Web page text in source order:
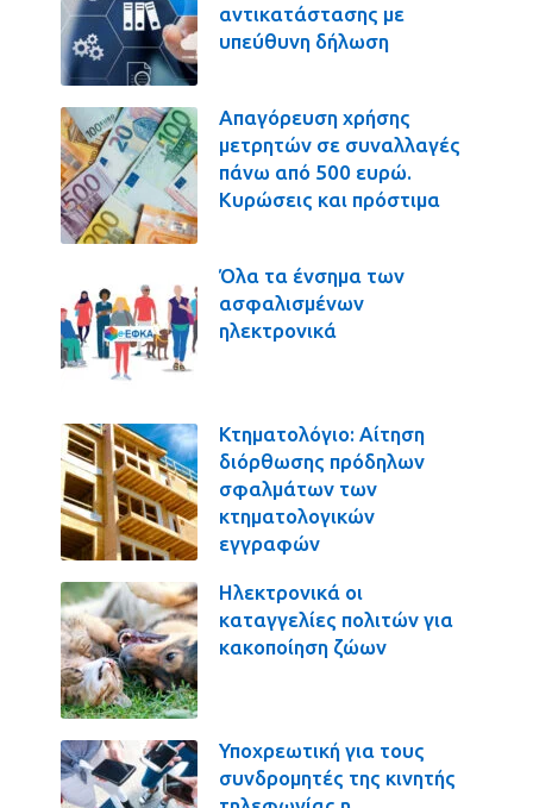
αντικατάστασης με
υπεύθυνη δήλωση
Απαγόρευση χρήσης
μετρητών σε συναλλαγές
πάνω από 500 ευρώ.
Κυρώσεις και πρόστιμα
Όλα τα ένσημα των
ασφαλισμένων
ηλεκτρονικά
Κτηματολόγιο: Αίτηση
διόρθωσης πρόδηλων
σφαλμάτων των
κτηματολογικών
εγγραφών
Ηλεκτρονικά οι
καταγγελίες πολιτών για
κακοποίηση ζώων
Υποχρεωτική για τους
συνδρομητές της κινητής